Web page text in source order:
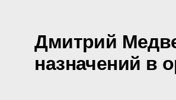
Дмитрий
назначений в